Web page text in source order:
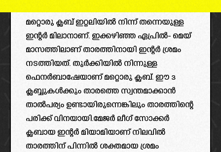
മറ്റൊരു ക്ലബ് ഇറ്റലിയിൽ നിന്ന് തന്നെയുള്ള
ഇന്റർ മിലാനാണ്. ഇക്കഴിഞ്ഞ ഏപ്രിൽ- മെയ്
മാസത്തിലാണ് താരത്തിനായി ഇന്റർ ശ്രമം
നടത്തിയത്. തുർക്കിയിൽ നിന്നുള്ള
ഫെനർബാഷേയാണ് മറ്റൊരു ക്ലബ്. ഈ 3
ക്ലബ്ബുകൾക്കും താരത്തെ സ്വന്തമാക്കാൻ
താൽപര്യം ഉണ്ടായിരുന്നെങ്കിലും താരത്തിന്റെ
പരിക്ക് വിനയായി.മേജർ ലീഗ് സോക്കർ
ക്ലബായ ഇന്റർ മിയാമിയാണ് നിലവിൽ
താരത്തിന് പിന്നിൽ ശക്തമായ ശ്രമം